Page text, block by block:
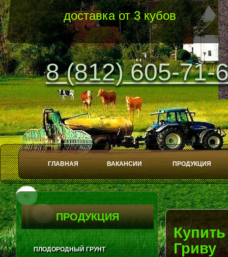
8 (812) 605-71-
ГЛАВНАЯ ВАКАНСИИ ПРОДУКЦИЯ
доставка от 3 кубов
Play
Stop
Гриву
ПРОДУКЦИЯ
ПЛОДОРОДНЫЙ ГРУНТ